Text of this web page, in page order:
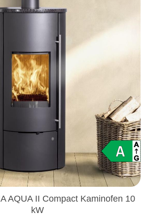
AQUA II Compact Kaminofen 10
kW